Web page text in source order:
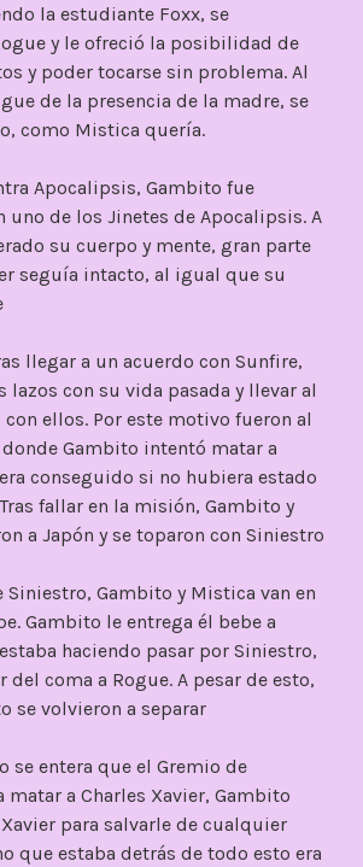
la estudiante Foxx, se
y le ofreció la posibilidad de
y poder tocarse sin problema. Al
de la presencia de la madre, se
como Mistica quería.
Apocalipsis, Gambito fue
uno de los Jinetes de Apocalipsis. A
su cuerpo y mente, gran parte
seguía intacto, al igual que su
llegar a un acuerdo con Sunfire,
lazos con su vida pasada y llevar al
ellos. Por este motivo fueron al
Gambito intentó matar a
conseguido si no hubiera estado
fallar en la misión, Gambito y
a Japón y se toparon con Siniestro
Siniestro, Gambito y Mistica van en
Gambito le entrega él bebe a
haciendo pasar por Siniestro,
del coma a Rogue. A pesar de esto,
se volvieron a separar
se entera que el Gremio de
matar a Charles Xavier, Gambito
para salvarle de cualquier
que estaba detrás de todo esto era